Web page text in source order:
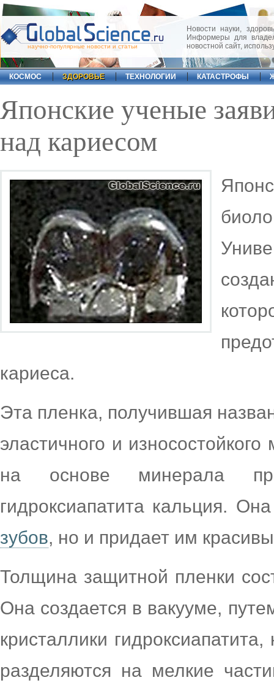
научно-популярные новости и статьи
Новости науки,
Информеры для
новостной сайт,
КОСМОС ЗДОРОВЬЕ ТЕХНОЛОГИИ КАТАСТРОФЫ
Японские ученые
над кариесом
кариеса.
Эта пленка, получившая
эластичного и
на основе минерала
гидроксиапатита кальция.
зубов, но и придает им
Толщина защитной пленки
Она создается в вакууме,
кристаллики
разделяются на мелкие